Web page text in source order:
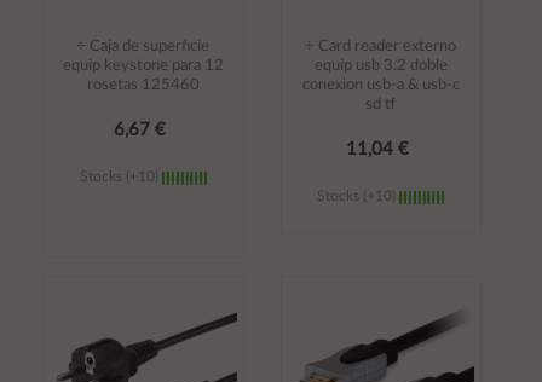
÷ Caja de superficie
equip keystone para 12
rosetas 125460
6,67 €
Stocks (+10)
÷ Card reader externo
equip usb 3.2 doble
conexion usb-a & usb-c
sd tf
11,04 €
Stocks (+10)